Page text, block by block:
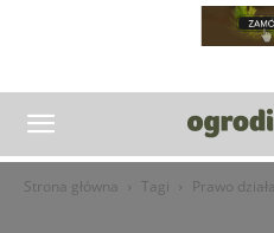
Strona główna Tagi Prawo